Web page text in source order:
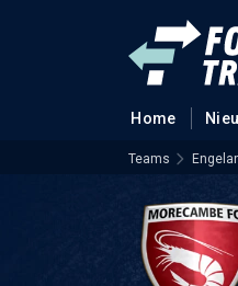
Home
Teams